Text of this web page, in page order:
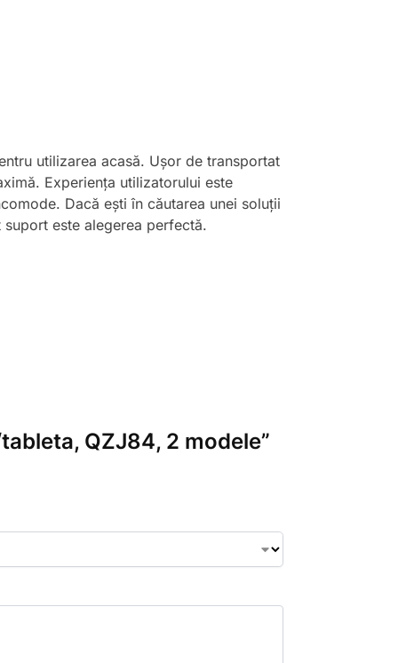
utilizarea acasă. Ușor de transportat
Experiența utilizatorului este
Dacă ești în căutarea unei soluții
este alegerea perfectă.
QZJ84, 2 modele”